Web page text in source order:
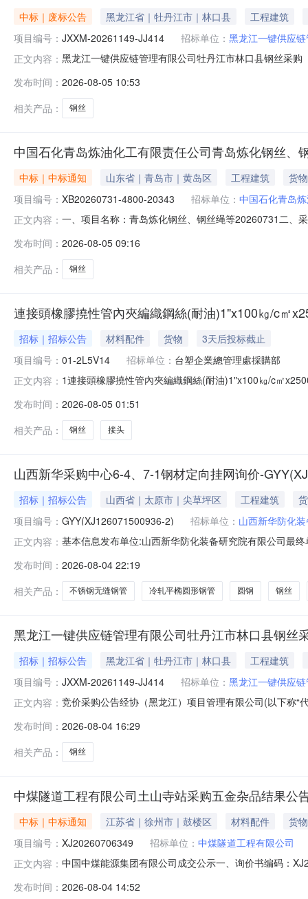
中标｜废标公告 黑龙江省｜牡丹江市｜林口县
工程建筑
项目编号： JXXM-20261149-JJ414 招标单位： 黑龙江一键供应
正文内容： 黑龙江一键供应链管理有限公司牡丹江市林口县钢丝采
15440000.00元七、采购公告发布日期：2026年08月04
发布时间： 2026-08-05 10:53
相关产品：
钢丝
中国石化青岛炼油化工有限责任公司青岛炼化钢丝、
中标｜中标通知 山东省｜青岛市｜黄岛区 工程建筑
货物
项目编号： XB20260731-4800-20343 招标单位： 中国石化青岛
正文内容： 一、项目名称：青岛炼化钢丝、钢丝绳等20260731二、
应商已报物料交货时间1无锡市骏业不锈钢有限公司预成
发布时间： 2026-08-05 09:16
相关产品：
钢丝
連接頭橡膠撓性管內夾編織鋼絲(耐油)1"x100㎏/c㎡
招标｜招标公告 材料配件 货物
3天后投标截止
项目编号： 01-2L5V14 招标单位： 台塑企業總管理處採購部
正文内容： 1連接頭橡膠撓性管內夾編織鋼絲(耐油)1"x100㎏/c㎡
发布时间： 2026-08-05 01:51
相关产品：
钢丝 接头
山西新华采购中心6-4、7-1钢材定向挂网询价-
招标｜招标公告 山西省｜太原市｜尖草坪区 工程建筑
项目编号： GYY(XJ126071500936-2) 招标单位： 山西新华防化
正文内容： 基本信息发布单位:山西新华防化装备研究院有限公司最
EA1001010010020246；2不锈钢板黑色金属材料
发布时间： 2026-08-04 22:19
相关产品：
不锈钢无缝钢管 冷轧平椭圆形钢管 圆钢 钢丝
黑龙江一键供应链管理有限公司牡丹江市林口县钢丝
招标｜招标公告 黑龙江省｜牡丹江市｜林口县
工程建筑
项目编号： JXXM-20261149-JJ414 招标单位： 黑龙江一键供应
正文内容： 竞价采购公告经协（黑龙江）项目管理有限公司(以下称
〔2024〕145号）的有关规定，对黑龙江一键供应链管
发布时间： 2026-08-04 16:29
相关产品：
钢丝
中煤隧道工程有限公司土山寺站采购五金杂品结果公
中标｜中标通知 江苏省｜徐州市｜鼓楼区 材料配件
货物
项目编号： XJ20260706349 招标单位： 中煤隧道工程有限公司
正文内容： 中国中煤能源集团有限公司成交公示一、询价书编码：
率交货日期061114000847密封胶|705支100.0132026-
发布时间： 2026-08-04 14:52